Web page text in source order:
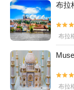
布拉
布拉
布拉